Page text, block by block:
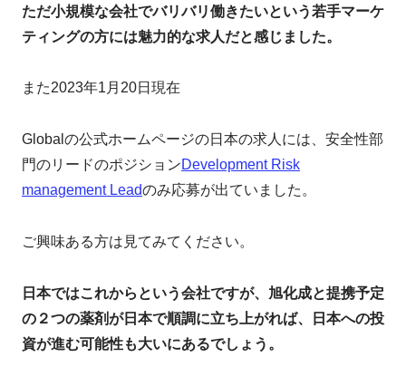
ただ小規模な会社でバリバリ働きたいという若手マーケ
ティングの方には魅力的な求人だと感じました。
また2023年1月20日現在
Globalの公式ホームページの日本の求人には、安全性部
門のリードのポジションDevelopment Risk
management Leadのみ応募が出ていました。
ご興味ある方は見てみてください。
日本ではこれからという会社ですが、旭化成と提携予定
の２つの薬剤が日本で順調に立ち上がれば、日本への投
資が進む可能性も大いにあるでしょう。